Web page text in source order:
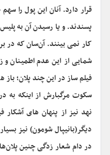
قرار دارد. آنان این پول را
پسندند. و یا رسیدن آن به پلیس
کار نمی بینند. آن‌سان که در
شمایی از این عدم اطمینان و
فیلم ساز در این چند پلان؛
سکوت مرگبارش از اینکه به
نهد نیز از پنهان های
دیگر(بانیپال شومون) نیز
در دام شعار زدگی چنین